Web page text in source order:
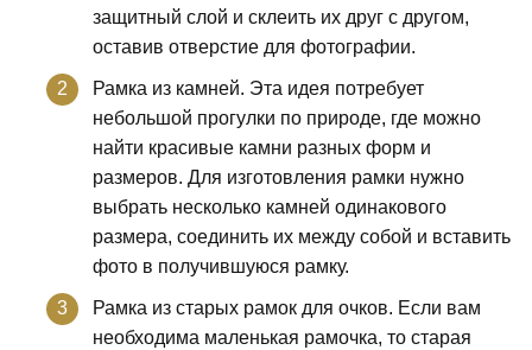
защитный слой и склеить их друг с другом,
оставив отверстие для фотографии.
Рамка из камней. Эта идея потребует
небольшой прогулки по природе, где можно
найти красивые камни разных форм и
размеров. Для изготовления рамки нужно
выбрать несколько камней одинакового
размера, соединить их между собой и вставить
фото в получившуюся рамку.
Рамка из старых рамок для очков. Если вам
необходима маленькая рамочка, то старая